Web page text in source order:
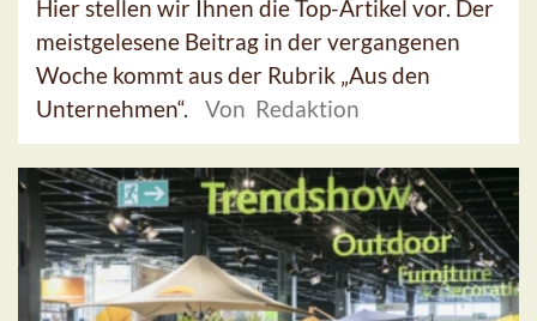
Hier stellen wir Ihnen die Top-Artikel vor. Der
meistgelesene Beitrag in der vergangenen
Woche kommt aus der Rubrik „Aus den
Unternehmen“.
Von Redaktion